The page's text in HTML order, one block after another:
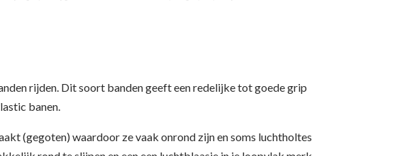
rijden. Dit soort banden geeft een redelijke tot goede grip
banen.
(gegoten) waardoor ze vaak onrond zijn en soms luchtholtes